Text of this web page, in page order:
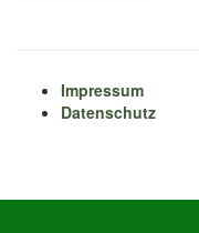
Impressum
Datenschutz